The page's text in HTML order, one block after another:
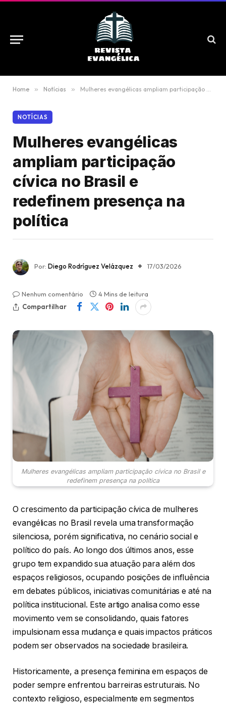
Home » Notícias » Mulheres evangélicas ampliam participação cívica no Brasil e redefinem presença na política
NOTÍCIAS
Mulheres evangélicas
ampliam participação
cívica no Brasil e
redefinem presença na
política
Por: Diego Rodríguez Velázquez 17/03/2026
Nenhum comentário
4 Mins de leitura
Compartilhar
Mulheres evangélicas ampliam participação cívica no Brasil e
redefinem presença na política
O crescimento da participação cívica de mulheres
evangélicas no Brasil revela uma transformação
silenciosa, porém significativa, no cenário social e
político do país. Ao longo dos últimos anos, esse
grupo tem expandido sua atuação para além dos
espaços religiosos, ocupando posições de influência
em debates públicos, iniciativas comunitárias e até na
política institucional. Este artigo analisa como esse
movimento vem se consolidando, quais fatores
impulsionam essa mudança e quais impactos práticos
podem ser observados na sociedade brasileira.
Historicamente, a presença feminina em espaços de
poder sempre enfrentou barreiras estruturais. No
contexto religioso, especialmente em segmentos